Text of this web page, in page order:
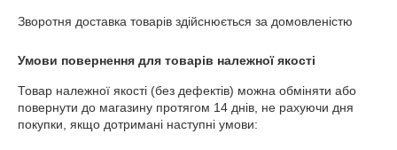
Зворотня доставка товарів здійснюється за домовленістю
Умови повернення для товарів належної якості
Товар належної якості (без дефектів) можна обміняти або
повернути до магазину протягом 14 днів, не рахуючи дня
покупки, якщо дотримані наступні умови: